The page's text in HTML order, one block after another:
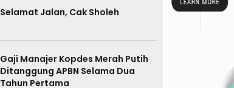
Selamat Jalan, Cak Sholeh
Gaji Manajer Kopdes Merah Putih
Ditanggung APBN Selama Dua
Tahun Pertama